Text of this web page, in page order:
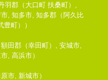
郡（大口町 扶桑町）,
, 知多市, 知多郡（阿久比
町））
田郡（幸田町）, 安城市,
, 高浜市）
市, 新城市）